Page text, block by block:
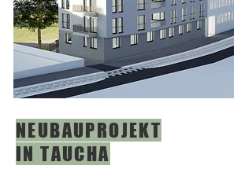
NEUBAUPROJEKT
IN TAUCHA